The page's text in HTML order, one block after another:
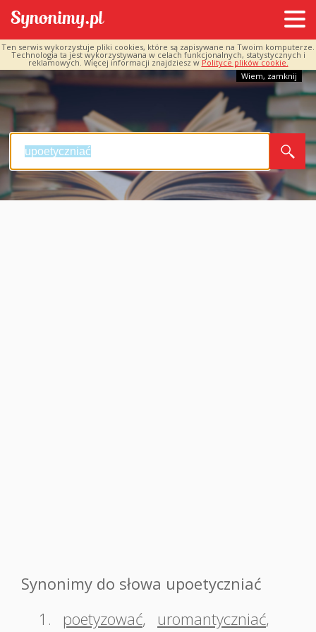
Ten serwis wykorzystuje pliki cookies, które są zapisywane na Twoim komputerze.
Technologia ta jest wykorzystywana w celach funkcjonalnych, statystycznych i
reklamowych. Więcej informacji znajdziesz w Polityce plików cookie.
Wiem, zamknij
Synonimy do słowa upoetyczniać
1.
poetyzować, uromantyczniać,